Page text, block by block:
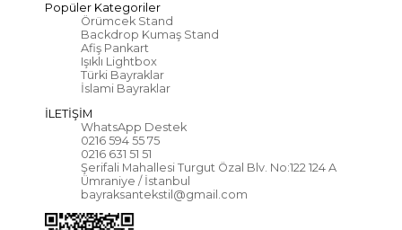
Popüler Kategoriler
Örümcek Stand
Backdrop Kumaş Stand
Afiş Pankart
Işıklı Lightbox
Türki Bayraklar
İslami Bayraklar
İLETİŞİM
WhatsApp Destek
0216 594 55 75
0216 631 51 51
Şerifali Mahallesi Turgut Özal Blv. No:122 124 A
Ümraniye / İstanbul
bayraksantekstil@gmail.com